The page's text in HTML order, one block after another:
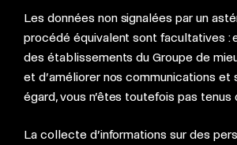
Les données non signalées par un
procédé équivalent sont facultatives :
des établissements du Groupe de
et d’améliorer nos communications et
égard, vous n’êtes toutefois pas tenus
La collecte d’informations sur des